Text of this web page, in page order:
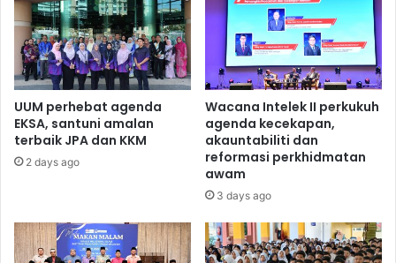
UUM perhebat agenda
EKSA, santuni amalan
terbaik JPA dan KKM
2 days ago
Wacana Intelek II perkukuh
agenda kecekapan,
akauntabiliti dan
reformasi perkhidmatan
awam
3 days ago